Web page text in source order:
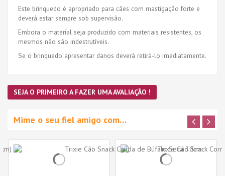
Este brinquedo é apropriado para cães com mastigação forte e
deverá estar sempre sob supervisão.
Embora o material seja produzido com materiais resistentes, os
mesmos não são indestrutíveis.
Se o brinquedo apresentar danos deverá retirá-lo imediatamente.
SEJA O PRIMEIRO A FAZER UMA AVALIAÇÃO !
Mime o seu fiel amigo com…